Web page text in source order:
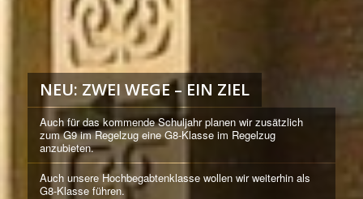
NEU: ZWEI WEGE – EIN ZIEL
Auch für das kommende Schuljahr planen wir zusätzlich
zum G9 im Regelzug eine G8-Klasse im Regelzug
anzubieten.
Auch unsere Hochbegabtenklasse wollen wir weiterhin als
G8-Klasse führen.